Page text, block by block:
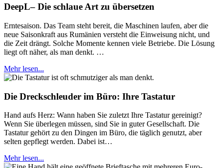
DeepL– Die schlaue Art zu übersetzen
Erntesaison. Das Team steht bereit, die Maschinen laufen, aber die
neue Saisonkraft aus Rumänien versteht die Einweisung nicht, und
die Zeit drängt. Solche Momente kennen viele Betriebe. Die Lösung
liegt oft näher, als man denkt. …
Mehr lesen...
Die Dreckschleuder im Büro: Ihre Tastatur
Hand aufs Herz: Wann haben Sie zuletzt Ihre Tastatur gereinigt?
Wenn Sie überlegen müssen, sind Sie in guter Gesellschaft. Die
Tastatur gehört zu den Dingen im Büro, die täglich genutzt, aber
selten gepflegt werden. Dabei ist…
Mehr lesen...